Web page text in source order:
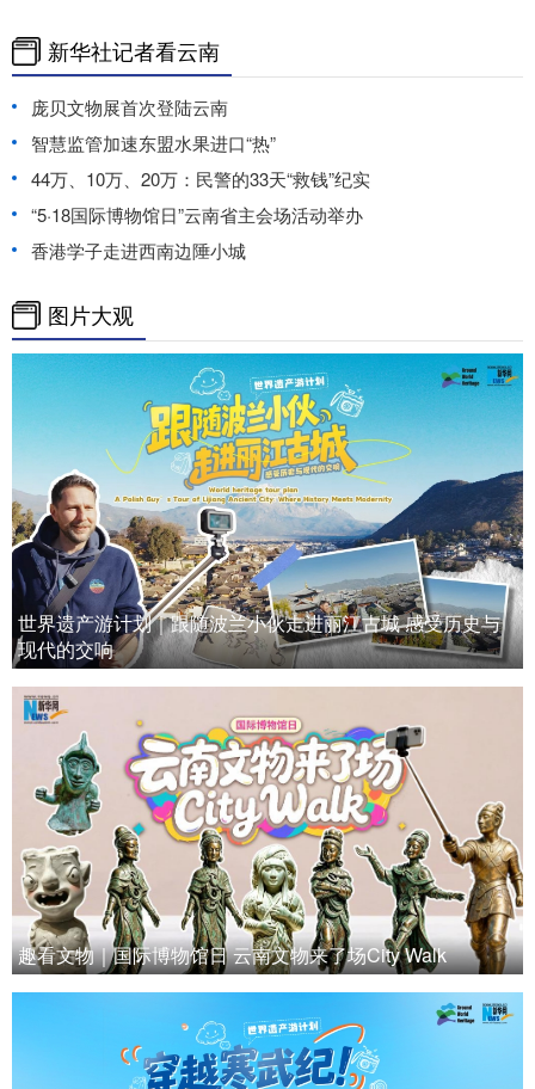
新华社记者看云南
庞贝文物展首次登陆云南
智慧监管加速东盟水果进口“热”
44万、10万、20万：民警的33天“救钱”纪实
“5·18国际博物馆日”云南省主会场活动举办
香港学子走进西南边陲小城
图片大观
世界遗产游计划｜跟随波兰小伙走进丽江古城 感受历史与
现代的交响
趣看文物｜国际博物馆日 云南文物来了场City Walk